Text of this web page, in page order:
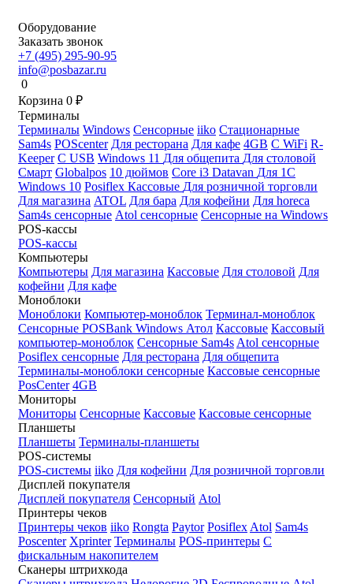
Оборудование
Заказать звонок
+7 (495) 295-90-95
info@posbazar.ru
0
Корзина 0 ₽
Терминалы
Терминалы Windows Сенсорные iiko Стационарные
Sam4s POScenter Для ресторана Для кафе 4GB С WiFi R-
Keeper С USB Windows 11 Для общепита Для столовой
Смарт Globalpos 10 дюймов Core i3 Datavan Для 1С
Windows 10 Posiflex Кассовые Для розничной торговли
Для магазина ATOL Для бара Для кофейни Для horeca
Sam4s сенсорные Atol сенсорные Сенсорные на Windows
POS-кассы
POS-кассы
Компьютеры
Компьютеры Для магазина Кассовые Для столовой Для
кофейни Для кафе
Моноблоки
Моноблоки Компьютер-моноблок Терминал-моноблок
Сенсорные POSBank Windows Атол Кассовые Кассовый
компьютер-моноблок Сенсорные Sam4s Atol сенсорные
Posiflex сенсорные Для ресторана Для общепита
Терминалы-моноблоки сенсорные Кассовые сенсорные
PosCenter 4GB
Мониторы
Мониторы Сенсорные Кассовые Кассовые сенсорные
Планшеты
Планшеты Терминалы-планшеты
POS-системы
POS-системы iiko Для кофейни Для розничной торговли
Дисплей покупателя
Дисплей покупателя Сенсорный Atol
Принтеры чеков
Принтеры чеков iiko Rongta Paytor Posiflex Atol Sam4s
Poscenter Xprinter Терминалы POS-принтеры С
фискальным накопителем
Сканеры штрихкода